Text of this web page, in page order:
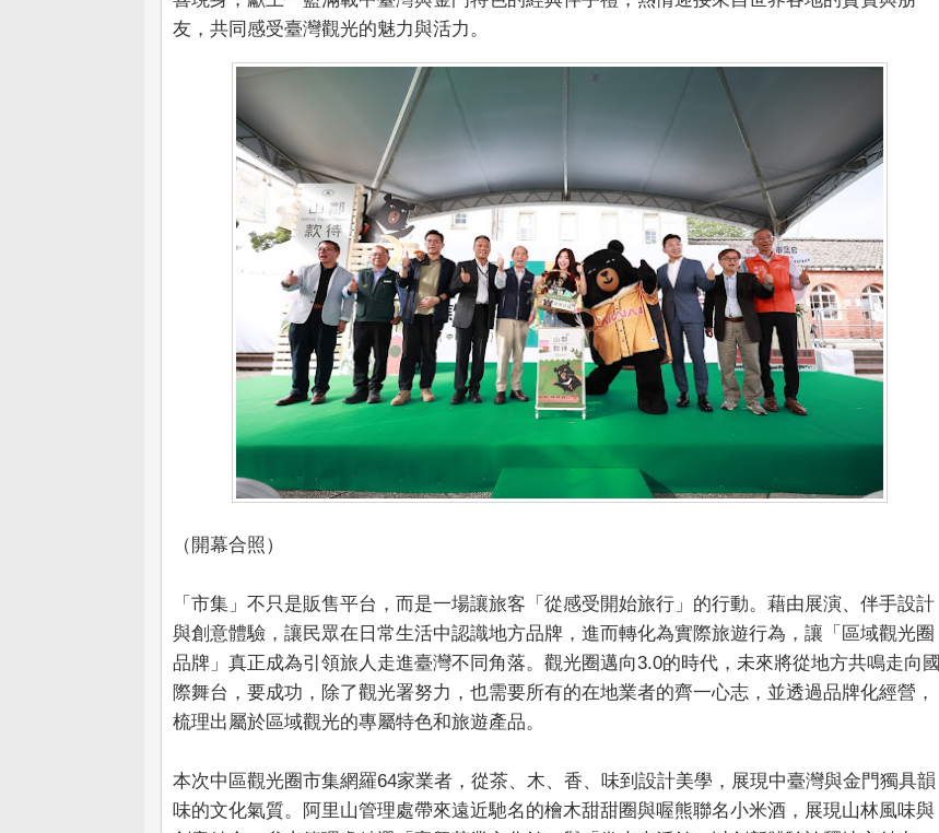
友，共同感受臺灣觀光的魅力與活力。
（開幕合照）
「市集」不只是販售平台，而是一場讓旅客「從感受開始旅行」的行動。藉由展演、伴手設計
與創意體驗，讓民眾在日常生活中認識地方品牌，進而轉化為實際旅遊行為，讓「區域觀光圈
品牌」真正成為引領旅人走進臺灣不同角落。觀光圈邁向3.0的時代，未來將從地方共鳴走向國
際舞台，要成功，除了觀光署努力，也需要所有的在地業者的齊一心志，並透過品牌化經營，
梳理出屬於區域觀光的專屬特色和旅遊產品。
本次中區觀光圈市集網羅64家業者，從茶、木、香、味到設計美學，展現中臺灣與金門獨具韻
味的文化氣質。阿里山管理處帶來遠近馳名的檜木甜甜圈與喔熊聯名小米酒，展現山林風味與